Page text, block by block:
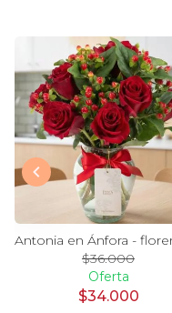
$36.000
Oferta
$34.000